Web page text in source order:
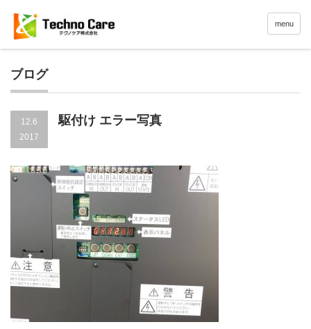
menu
ブログ
12.6
2017
駆付け エラー写真